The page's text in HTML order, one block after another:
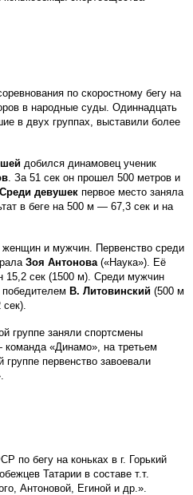
по скоростному бегу на
в народные суды. Одиннадцать
в двух группах, выставили более
добился динамовец ученик
. За 51 сек он прошел 500 метров и
Среди девушек первое место заняла
в беге на 500 м — 67,3 сек и на
женщин и мужчин. Первенство среди
Зоя Антонова («Наука»). Её
сек (1500 м). Среди мужчин
В. Литовинский (500 м
группе заняли спортсмены
«Динамо», на третьем
первенство завоевали
по бегу на коньках в г. Горький
Татарии в составе т.т.
Антоновой, Егиной и др.».